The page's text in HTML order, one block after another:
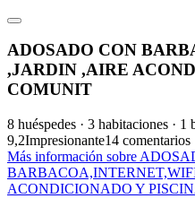
ADOSADO CON
,JARDIN ,AIRE
COMUNIT
8 huéspedes · 3 habitaciones · 1
9,2Impresionante14 comentarios
Más información sobre
ACONDICIONADO Y